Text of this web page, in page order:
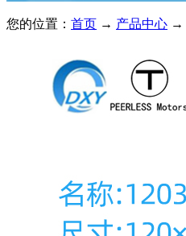
您的位置： 首页 → 产品中心 →